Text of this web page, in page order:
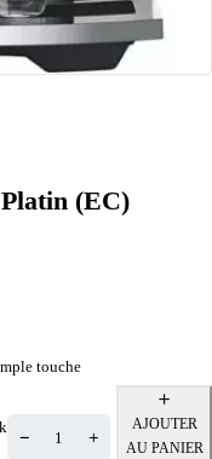
(EC)
touche
AJOUTER
AU PANIER